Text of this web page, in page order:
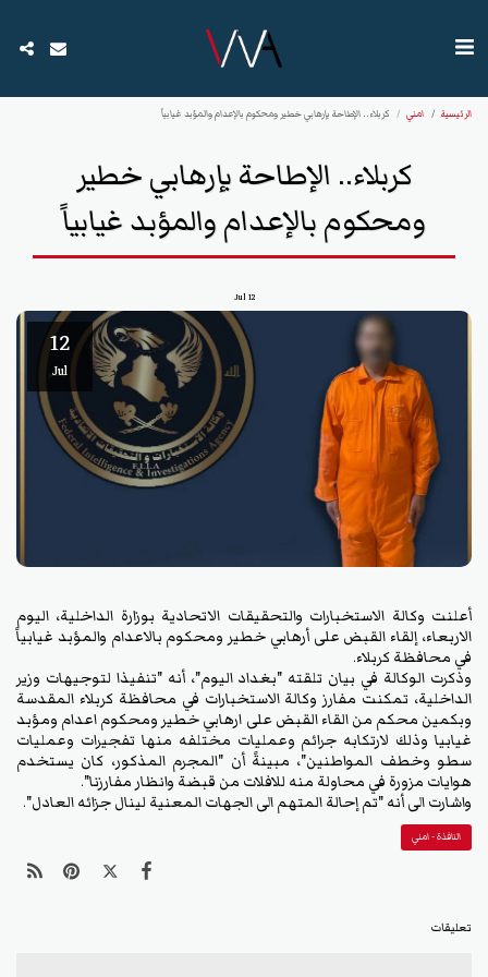
الرئيسية امني كربلاء.. الإطاحة بإرهابي خطير ومحكوم بالإعدام والمؤبد غيابياً
كربلاء.. الإطاحة بإرهابي خطير
ومحكوم بالإعدام والمؤبد غيابياً
12
Jul
12
Jul
أعلنت وكالة الاستخبارات والتحقيقات الاتحادية بوزارة الداخلية، اليوم
الاربعاء، إلقاء القبض على أرهابي خطير ومحكوم بالاعدام والمؤبد غيابياً
في محافظة كربلاء.
وذكرت الوكالة في بيان تلقته "بغداد اليوم"، أنه "تنفيذا لتوجيهات وزير
الداخلية، تمكنت مفارز وكالة الاستخبارات في محافظة كربلاء المقدسة
وبكمين محكم من القاء القبض على ارهابي خطير ومحكوم اعدام ومؤبد
غيابيا وذلك لارتكابه جرائم وعمليات مختلفه منها تفجيرات وعمليات
سطو وخطف المواطنين"، مبينةً أن "المجرم المذكور، كان يستخدم
هوايات مزورة في محاولة منه للافلات من قبضة وانظار مفارزنا".
واشارت الى أنه "تم إحالة المتهم الى الجهات المعنية لينال جزائه العادل".
النافذة - امني
تعليقات